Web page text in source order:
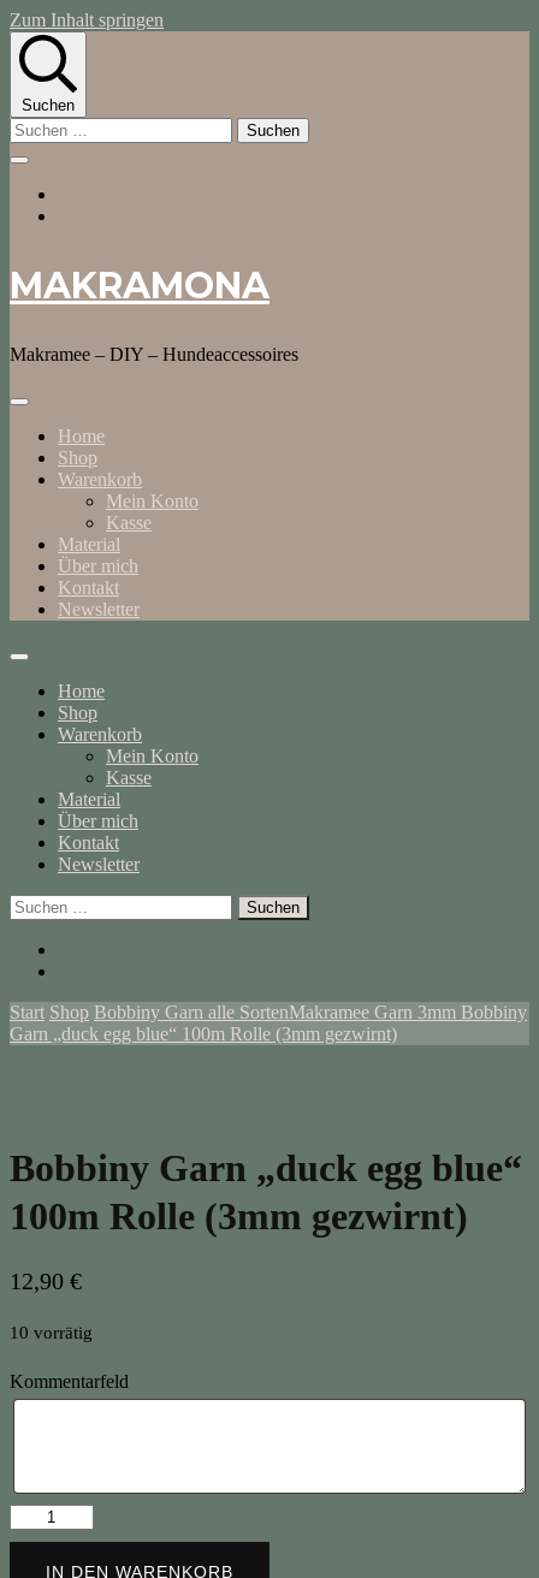
Zum Inhalt springen
Suchen
Suchen
nach:
MAKRAMONA
Makramee – DIY – Hundeaccessoires
Home
Shop
Warenkorb
Mein Konto
Kasse
Material
Über mich
Kontakt
Newsletter
Home
Shop
Warenkorb
Mein Konto
Kasse
Material
Über mich
Kontakt
Newsletter
Suchen
nach:
Start Shop Bobbiny Garn alle SortenMakramee Garn 3mm Bobbiny
Garn „duck egg blue“ 100m Rolle (3mm gezwirnt)
Bobbiny Garn „duck egg blue“
100m Rolle (3mm gezwirnt)
12,90 €
10 vorrätig
Kommentarfeld
Bobbiny
Garn
IN DEN WARENKORB